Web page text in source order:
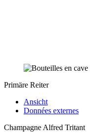
Primäre Reiter
Ansicht
Données externes
Champagne Alfred Tritant